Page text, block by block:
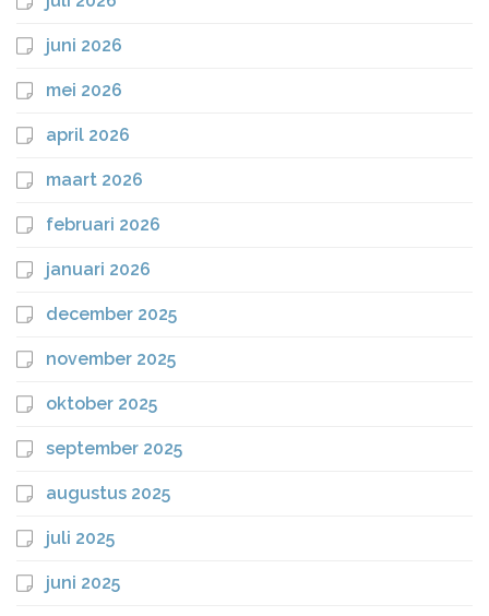
juni 2026
mei 2026
april 2026
maart 2026
februari 2026
januari 2026
december 2025
november 2025
oktober 2025
september 2025
augustus 2025
juli 2025
juni 2025